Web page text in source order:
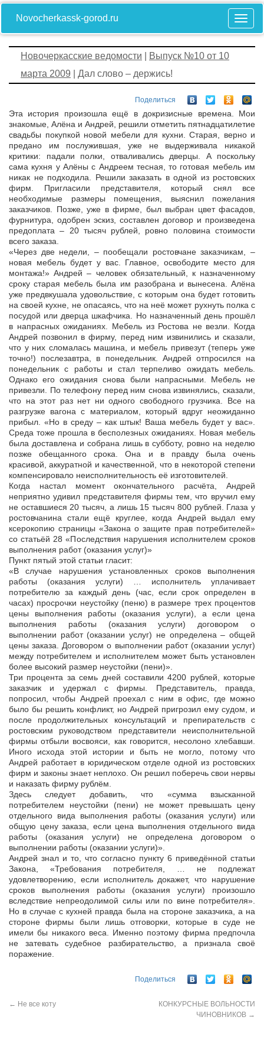
Novocherkassk-gorod.ru
Новочеркасские ведомости
Выпуск №10 от 10
марта 2009 | Дал слово – держись!
Поделиться
Эта история произошла ещё в докризисные времена. Мои
знакомые, Алёна и Андрей, решили отметить пятнадцатилетие
свадьбы покупкой новой мебели для кухни. Старая, верно и
предано им послужившая, уже не выдерживала никакой
критики: падали полки, отваливались дверцы. А поскольку
сама кухня у Алёны с Андреем тесная, то готовая мебель им
никак не подходила. Решили заказать в одной из ростовских
фирм. Пригласили представителя, который снял все
необходимые размеры помещения, выяснил пожелания
заказчиков. Позже, уже в фирме, был выбран цвет фасадов,
фурнитура, одобрен эскиз, составлен договор и произведена
предоплата – 20 тысяч рублей, ровно половина стоимости
всего заказа.
«Через две недели, – пообещали ростовчане заказчикам, –
новая мебель будет у вас. Главное, освободите место для
монтажа!» Андрей – человек обязательный, к назначенному
сроку старая мебель была им разобрана и вынесена. Алёна
уже предвкушала удовольствие, с которым она будет готовить
на своей кухне, не опасаясь, что на неё может рухнуть полка с
посудой или дверца шкафчика. Но назначенный день прошёл
в напрасных ожиданиях. Мебель из Ростова не везли. Когда
Андрей позвонил в фирму, перед ним извинились и сказали,
что у них сломалась машина, и мебель привезут (теперь уже
точно!) послезавтра, в понедельник. Андрей отпросился на
понедельник с работы и стал терпеливо ожидать мебель.
Однако его ожидания снова были напрасными. Мебель не
привезли. По телефону перед ним снова извинялись, сказали,
что на этот раз нет ни одного свободного грузчика. Все на
разгрузке вагона с материалом, который вдруг неожиданно
прибыл. «Но в среду – как штык! Ваша мебель будет у вас».
Среда тоже прошла в бесполезных ожиданиях. Новая мебель
была доставлена и собрана лишь в субботу, ровно на неделю
позже обещанного срока. Она и в правду была очень
красивой, аккуратной и качественной, что в некоторой степени
компенсировало неисполнительность её изготовителей.
Когда настал момент окончательного расчёта, Андрей
неприятно удивил представителя фирмы тем, что вручил ему
не оставшиеся 20 тысяч, а лишь 15 тысяч 800 рублей. Глаза у
ростовчанина стали ещё круглее, когда Андрей выдал ему
ксерокопию страницы «Закона о защите прав потребителей»
со статьёй 28 «Последствия нарушения исполнителем сроков
выполнения работ (оказания услуг)»
Пункт пятый этой статьи гласит:
«В случае нарушения установленных сроков выполнения
работы (оказания услуги) … исполнитель уплачивает
потребителю за каждый день (час, если срок определен в
часах) просрочки неустойку (пеню) в размере трех процентов
цены выполнения работы (оказания услуги), а если цена
выполнения работы (оказания услуги) договором о
выполнении работ (оказании услуг) не определена – общей
цены заказа. Договором о выполнении работ (оказании услуг)
между потребителем и исполнителем может быть установлен
более высокий размер неустойки (пени)».
Три процента за семь дней составили 4200 рублей, которые
заказчик и удержал с фирмы. Представитель, правда,
попросил, чтобы Андрей проехал с ним в офис, где можно
было бы решить конфликт, но Андрей пригрозил ему судом, и
после продолжительных консультаций и препирательств с
ростовским руководством представители неисполнительной
фирмы отбыли восвояси, как говорится, несолоно хлебавши.
Иного исхода этой истории и быть не могло, потому что
Андрей работает в юридическом отделе одной из ростовских
фирм и законы знает неплохо. Он решил поберечь свои нервы
и наказать фирму рублём.
Здесь следует добавить, что «сумма взысканной
потребителем неустойки (пени) не может превышать цену
отдельного вида выполнения работы (оказания услуги) или
общую цену заказа, если цена выполнения отдельного вида
работы (оказания услуги) не определена договором о
выполнении работы (оказании услуги)».
Андрей знал и то, что согласно пункту 6 приведённой статьи
Закона, «Требования потребителя, … не подлежат
удовлетворению, если исполнитель докажет, что нарушение
сроков выполнения работы (оказания услуги) произошло
вследствие непреодолимой силы или по вине потребителя».
Но в случае с кухней правда была на стороне заказчика, а на
стороне фирмы были лишь отговорки, которые в суде не
имели бы никакого веса. Именно поэтому фирма предпочла
не затевать судебное разбирательство, а признала своё
поражение.
Поделиться
← Не все коту
КОНКУРСНЫЕ ВОЛЬНОСТИ
ЧИНОВНИКОВ →